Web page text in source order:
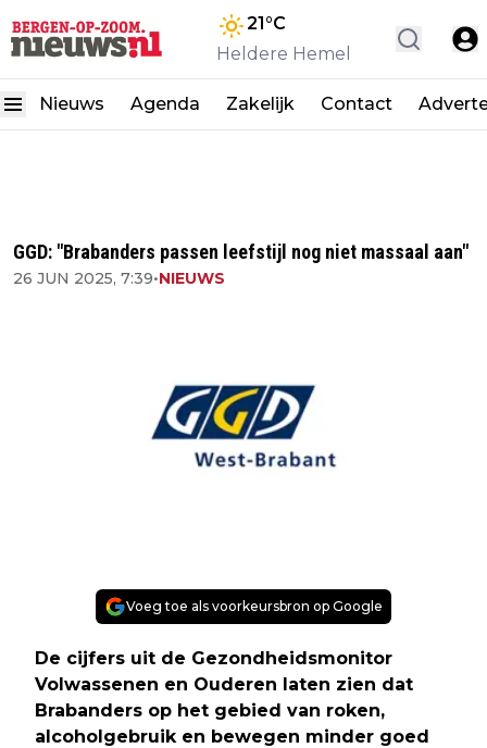
21°C
Heldere Hemel
Nieuws Agenda Zakelijk Contact
GGD: "Brabanders passen leefstijl nog niet massaal aan"
26 JUN 2025, 7:39•NIEUWS
Voeg toe als voorkeursbron op Google
De cijfers uit de Gezondheidsmonitor
Volwassenen en Ouderen laten zien dat
Brabanders op het gebied van roken,
alcoholgebruik en bewegen minder goed